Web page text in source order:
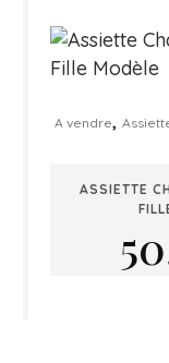
A vendre,
ASSIETTE